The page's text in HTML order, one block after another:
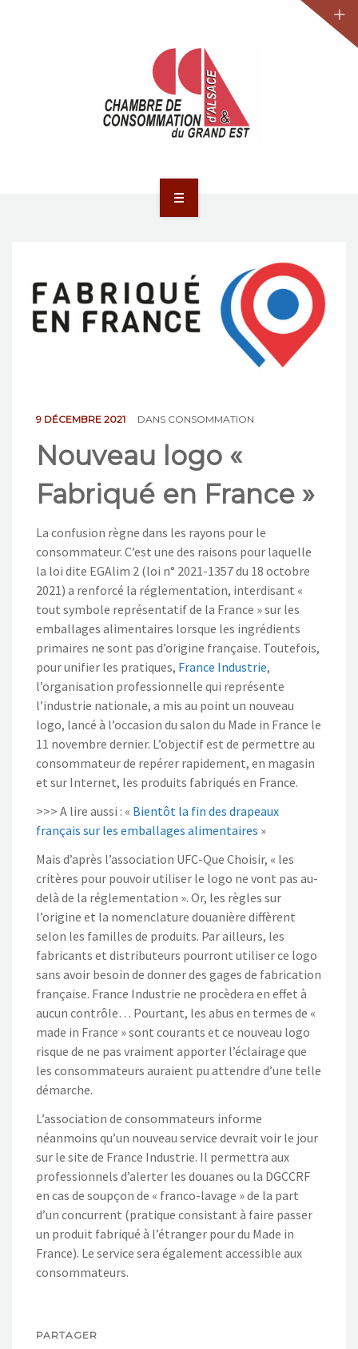
JURIDIQUE
LA CCA-GE
9 DÉCEMBRE 2021 DANS CONSOMMATION
Nouveau logo «
Fabriqué en France »
La confusion règne dans les rayons pour le
consommateur. C’est une des raisons pour laquelle
la loi dite EGAlim 2 (loi n° 2021-1357 du 18 octobre
2021) a renforcé la réglementation, interdisant «
tout symbole représentatif de la France » sur les
emballages alimentaires lorsque les ingrédients
primaires ne sont pas d’origine française. Toutefois,
pour unifier les pratiques, France Industrie,
l’organisation professionnelle qui représente
l’industrie nationale, a mis au point un nouveau
logo, lancé à l’occasion du salon du Made in France le
11 novembre dernier. L’objectif est de permettre au
consommateur de repérer rapidement, en magasin
et sur Internet, les produits fabriqués en France.
>>> A lire aussi : « Bientôt la fin des drapeaux
français sur les emballages alimentaires »
Mais d’après l’association UFC-Que Choisir, « les
critères pour pouvoir utiliser le logo ne vont pas au-
delà de la réglementation ». Or, les règles sur
l’origine et la nomenclature douanière diffèrent
selon les familles de produits. Par ailleurs, les
fabricants et distributeurs pourront utiliser ce logo
sans avoir besoin de donner des gages de fabrication
française. France Industrie ne procèdera en effet à
aucun contrôle… Pourtant, les abus en termes de «
made in France » sont courants et ce nouveau logo
risque de ne pas vraiment apporter l’éclairage que
les consommateurs auraient pu attendre d’une telle
démarche.
L’association de consommateurs informe
néanmoins qu’un nouveau service devrait voir le jour
sur le site de France Industrie. Il permettra aux
professionnels d’alerter les douanes ou la DGCCRF
en cas de soupçon de « franco-lavage » de la part
d’un concurrent (pratique consistant à faire passer
un produit fabriqué à l’étranger pour du Made in
France). Le service sera également accessible aux
consommateurs.
PARTAGER